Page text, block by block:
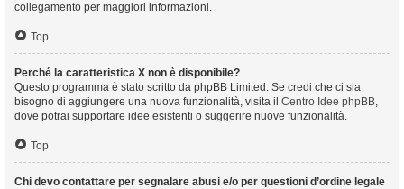
collegamento per maggiori informazioni.
Top
Perché la caratteristica X non è disponibile?
Questo programma è stato scritto da phpBB Limited. Se credi che ci sia
bisogno di aggiungere una nuova funzionalità, visita il Centro Idee phpBB,
dove potrai supportare idee esistenti o suggerire nuove funzionalità.
Top
Chi devo contattare per segnalare abusi e/o per questioni d’ordine legale